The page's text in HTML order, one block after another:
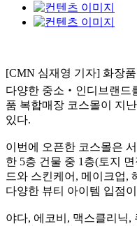
[CMN 심재영 기자] 화장
다양한 중소 ‧ 인디브랜드
품 복합매장 코스몰이 지난
있다.
이번에 오픈한 코스몰은
한 5층 건물 중 1 층(토지 면
드와 스킨케어 , 메이크업,
다양한 뷰티 아이템 입점
야다, 에코비 , 맥스클리닉,